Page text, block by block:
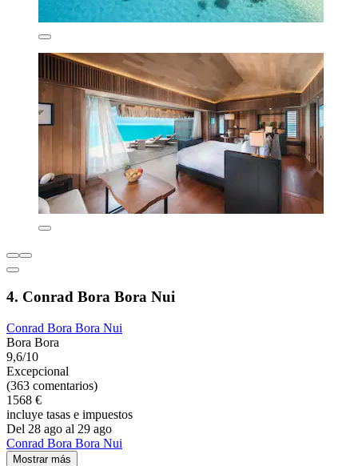
4. Conrad Bora Bora Nui
Conrad Bora Bora Nui
Bora Bora
9,6/10
Excepcional
(363 comentarios)
1568 €
incluye tasas e impuestos
Del 28 ago al 29 ago
Conrad Bora Bora Nui
Mostrar más